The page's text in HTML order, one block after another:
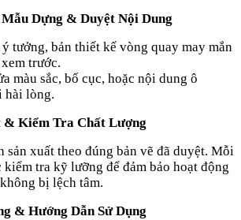
Dựng & Duyệt Nội Dung
tưởng, bản thiết kế vòng quay may mắn
trước.
màu sắc, bố cục, hoặc nội dung ô
hài lòng.
& Kiểm Tra Chất Lượng
sản xuất theo đúng bản vẽ đã duyệt. Mỗi
kiểm tra kỹ lưỡng để đảm bảo hoạt động
bị lệch tâm.
& Hướng Dẫn Sử Dụng